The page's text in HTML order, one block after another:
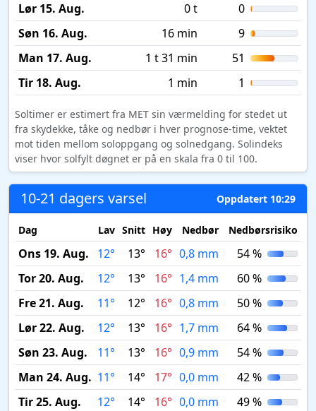
Lør 15. Aug.
0 t
0
Søn 16. Aug.
16 min
9
Man 17. Aug.
1 t 31 min
51
Tir 18. Aug.
1 min 1
Soltimer er estimert fra MET sin værmelding for stedet ut
fra skydekke, tåke og nedbør i hver prognose-time, vektet
mot tiden mellom soloppgang og solnedgang. Solindeks
viser hvor solfylt døgnet er på en skala fra 0 til 100.
10-21 dagers varsel Oppdatert 10:29
Dag Lav Snitt Høy Nedbør Nedbørsrisiko
Ons 19. Aug. 12° 13° 16° 0,8 mm
54 %
Tor 20. Aug.
12° 13° 16° 1,4 mm
60 %
Fre 21. Aug.
11° 12° 16° 0,8 mm
50 %
Lør 22. Aug.
12° 13° 16° 1,7 mm
64 %
Søn 23. Aug.
11° 13° 16° 0,9 mm
54 %
Man 24. Aug. 11° 14° 17° 0,0 mm
42 %
Tir 25. Aug.
12° 14° 16° 0,0 mm
49 %